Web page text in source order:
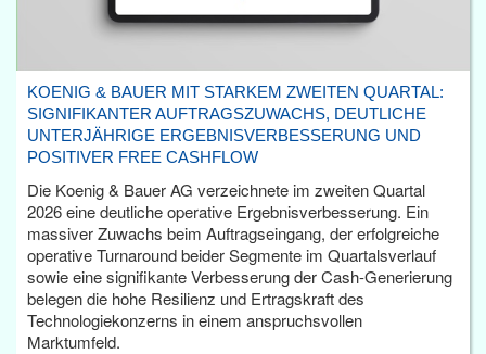
KOENIG & BAUER MIT STARKEM ZWEITEN QUARTAL:
SIGNIFIKANTER AUFTRAGSZUWACHS, DEUTLICHE
UNTERJÄHRIGE ERGEBNISVERBESSERUNG UND
POSITIVER FREE CASHFLOW
Die Koenig & Bauer AG verzeichnete im zweiten Quartal
2026 eine deutliche operative Ergebnisverbesserung. Ein
massiver Zuwachs beim Auftragseingang, der erfolgreiche
operative Turnaround beider Segmente im Quartalsverlauf
sowie eine signifikante Verbesserung der Cash-Generierung
belegen die hohe Resilienz und Ertragskraft des
Technologiekonzerns in einem anspruchsvollen
Marktumfeld.